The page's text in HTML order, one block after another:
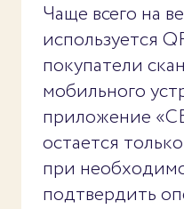
Чаще всего на
используется
покупатели
мобильного
приложение
остается
при
подтвердить